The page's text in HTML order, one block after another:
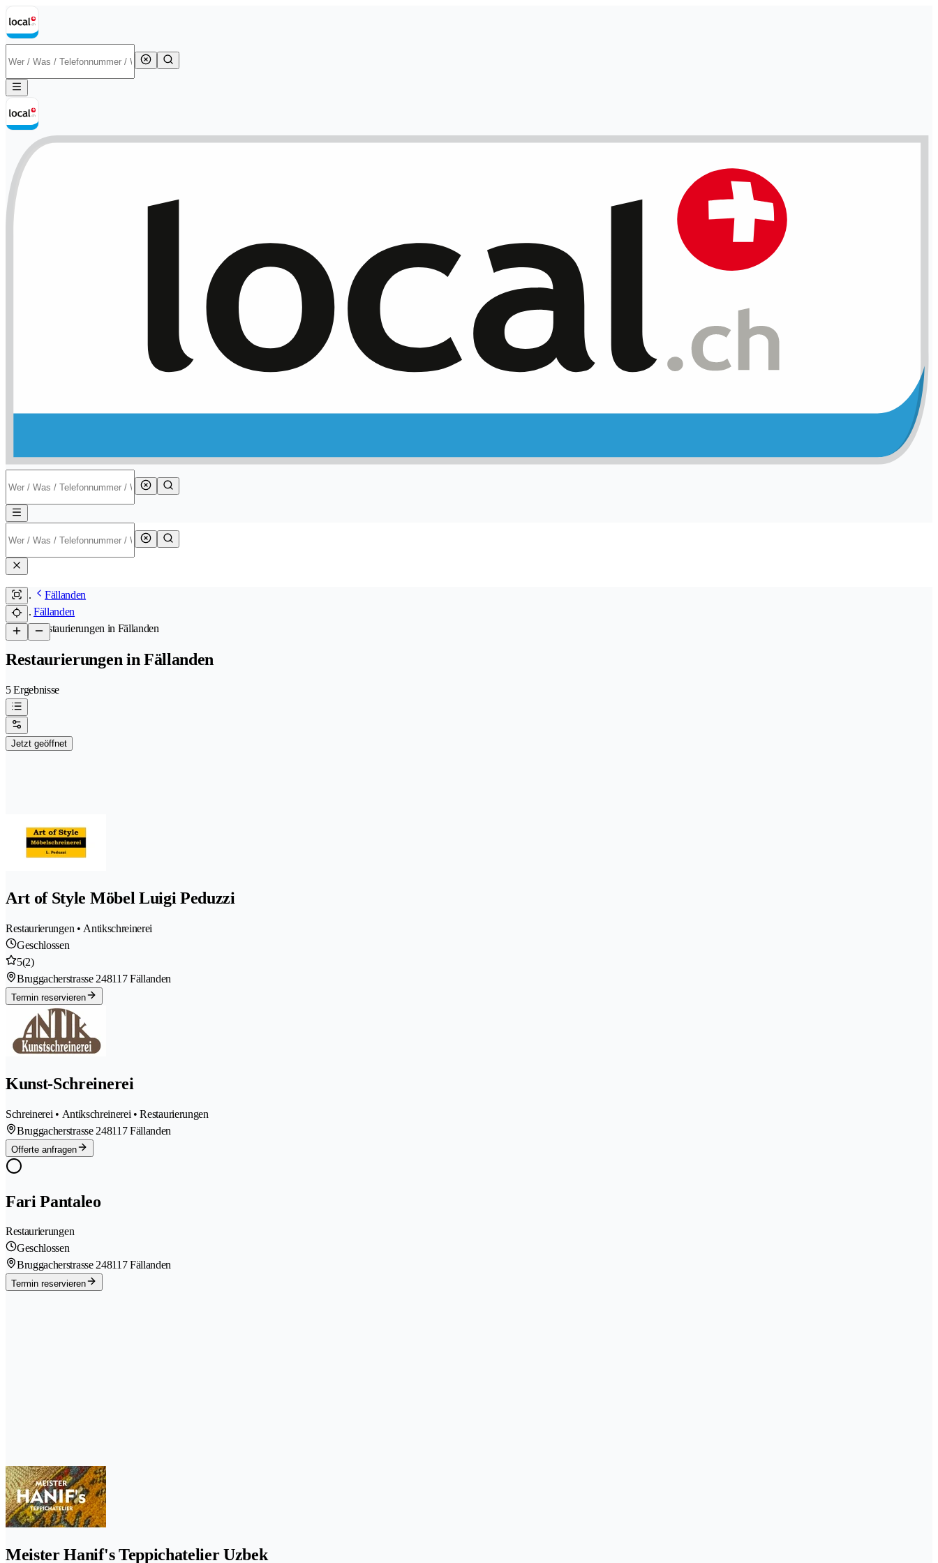
Fällanden
Fällanden
/Restaurierungen in Fällanden
Restaurierungen in Fällanden
5 Ergebnisse
Jetzt geöffnet
Art of Style Möbel Luigi Peduzzi
Restaurierungen • Antikschreinerei
Geschlossen
5(2)
Bruggacherstrasse 248117 Fällanden
Termin reservieren
Kunst-Schreinerei
Schreinerei • Antikschreinerei • Restaurierungen
Bruggacherstrasse 248117 Fällanden
Offerte anfragen
Fari Pantaleo
Restaurierungen
Geschlossen
Bruggacherstrasse 248117 Fällanden
Termin reservieren
Meister Hanif's Teppichatelier Uzbek